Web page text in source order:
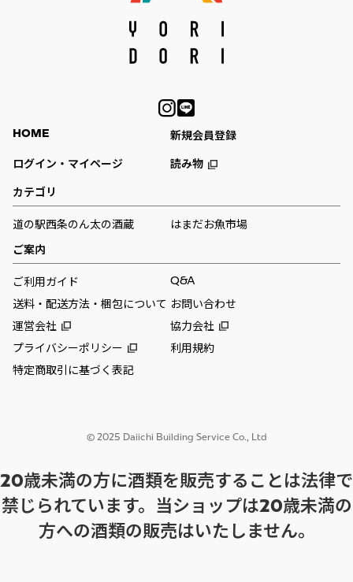
HOME 新規会員登録
ログイン・マイページ 読み物
カテゴリ
道の駅西条のん太の酒蔵 はまだお魚市場
ご案内
ご利用ガイド
Q&A
送料・配送方法・梱包について お問い合わせ
運営会社
協力会社
プライバシーポリシー
利用規約
特定商取引に基づく表記
© 2025 Daiichi Building Service Co., Ltd
20歳未満の方に酒類を販売することは法律で
禁じられています。当ショップは20歳未満の
方への酒類の販売はいたしません。